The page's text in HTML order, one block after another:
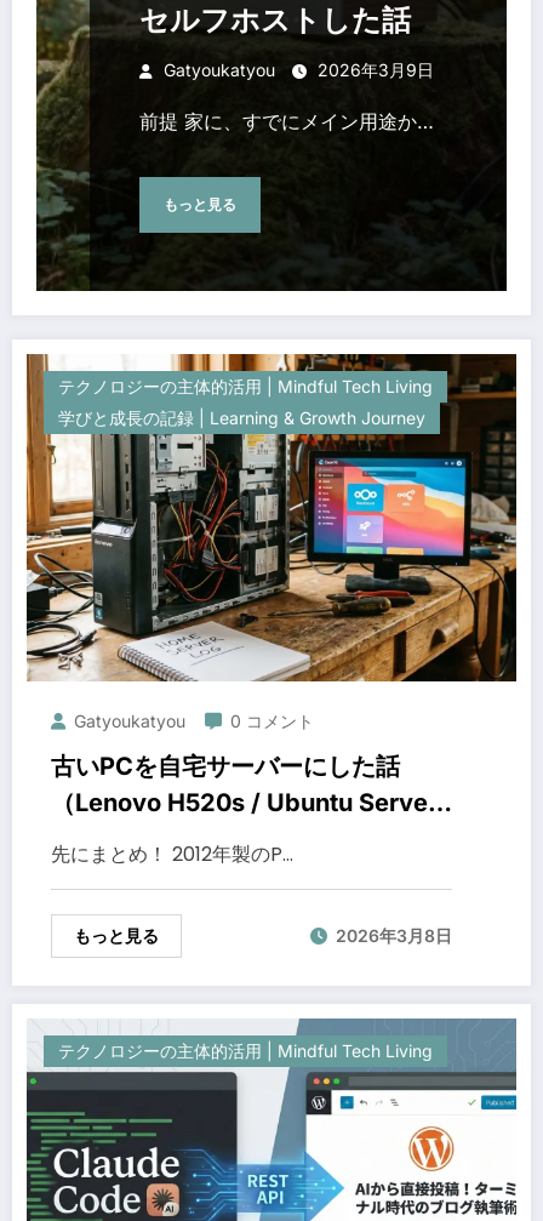
セルフホストした話
Gatyoukatyou 2026年3月9日
前提 家に、すでにメイン用途か…
もっと見る
テクノロジーの主体的活用 | Mindful Tech Living
学びと成長の記録 | Learning & Growth Journey
Gatyoukatyou 0 コメント
古いPCを自宅サーバーにした話
（Lenovo H520s / Ubuntu Server
24.04 / CasaOS）
先にまとめ！ 2012年製のP…
もっと見る 2026年3月8日
テクノロジーの主体的活用 | Mindful Tech Living